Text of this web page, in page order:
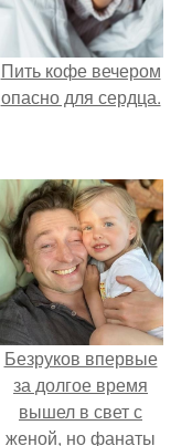
Пить кофе вечером
опасно для сердца.
Безруков впервые
за долгое время
вышел в свет с
женой, но фанаты